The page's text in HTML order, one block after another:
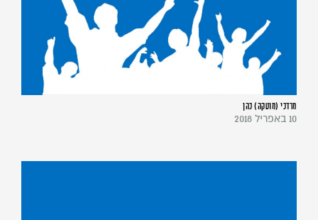
מרדכי (מוטקה) כהן
10 באפריל 2018